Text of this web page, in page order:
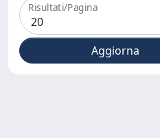
Risultati/Pagina